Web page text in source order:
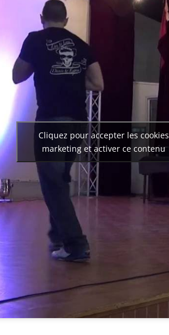
Cliquez pour accepter les cookies
marketing et activer ce contenu